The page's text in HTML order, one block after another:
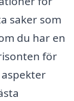
saker som
du har en
för